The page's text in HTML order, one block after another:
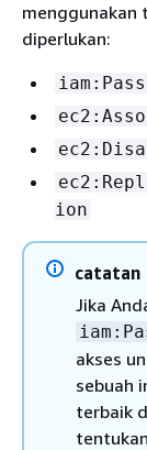
menggunakan
diperlukan:
ion
catatan
Jika
akses
sebuah
terbaik